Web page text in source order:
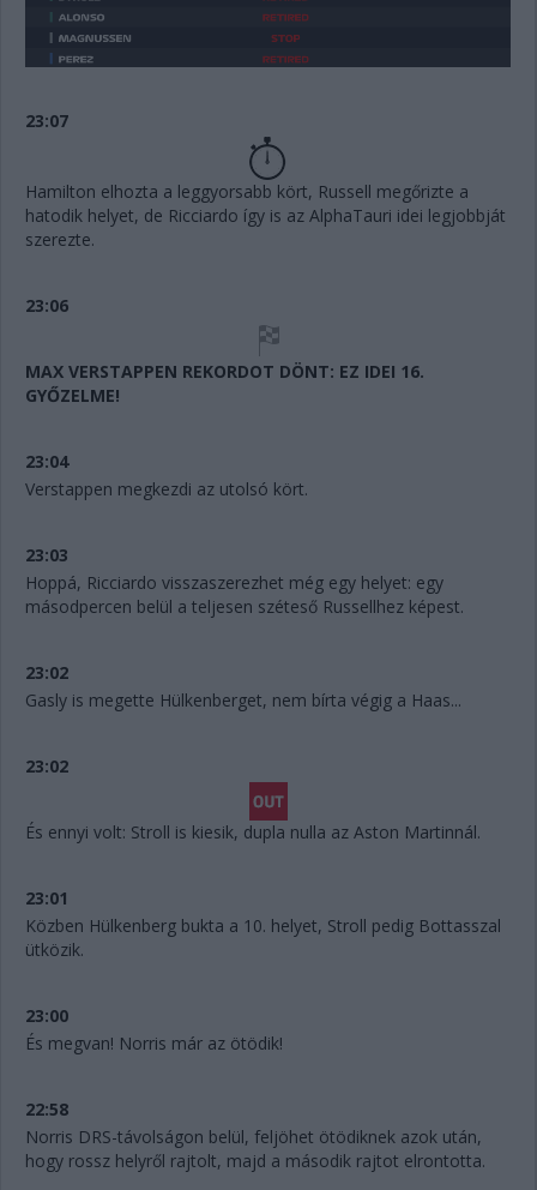
23:07
Hamilton elhozta a leggyorsabb kört, Russell megőrizte a
hatodik helyet, de Ricciardo így is az AlphaTauri idei legjobbját
szerezte.
23:06
MAX VERSTAPPEN REKORDOT DÖNT: EZ IDEI 16.
GYŐZELME!
23:04
Verstappen megkezdi az utolsó kört.
23:03
Hoppá, Ricciardo visszaszerezhet még egy helyet: egy
másodpercen belül a teljesen széteső Russellhez képest.
23:02
Gasly is megette Hülkenberget, nem bírta végig a Haas...
23:02
És ennyi volt: Stroll is kiesik, dupla nulla az Aston Martinnál.
23:01
Közben Hülkenberg bukta a 10. helyet, Stroll pedig Bottasszal
ütközik.
23:00
És megvan! Norris már az ötödik!
22:58
Norris DRS-távolságon belül, feljöhet ötödiknek azok után,
hogy rossz helyről rajtolt, majd a második rajtot elrontotta.